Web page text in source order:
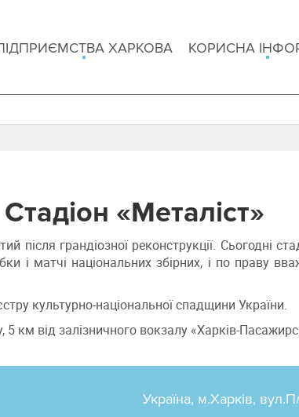
ХАРКОВА КОРИСНА
Стадіон «Металіст»
після грандіозної реконструкції. Сьогодні
і матчі національних збірних, і по праву
культурно-національної спадщини України.
5 км від залізничного вокзалу «Харків-
Україна, м.Харків,